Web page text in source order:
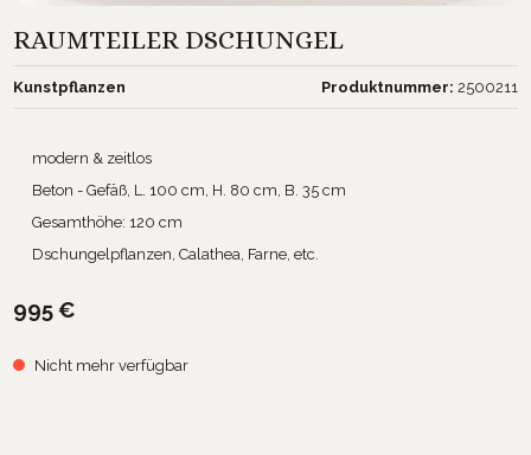
RAUMTEILER DSCHUNGEL
Kunstpflanzen Produktnummer: 2500211
modern & zeitlos
Beton - Gefäß, L. 100 cm, H. 80 cm, B. 35 cm
Gesamthöhe: 120 cm
Dschungelpflanzen, Calathea, Farne, etc.
995 €
Nicht mehr verfügbar